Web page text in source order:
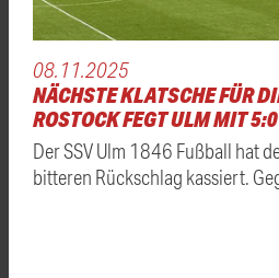
08.11.2025
NÄCHSTE KLATSCHE FÜR
ROSTOCK FEGT ULM MIT
Der SSV Ulm 1846 Fußball hat
bitteren Rückschlag kassiert.